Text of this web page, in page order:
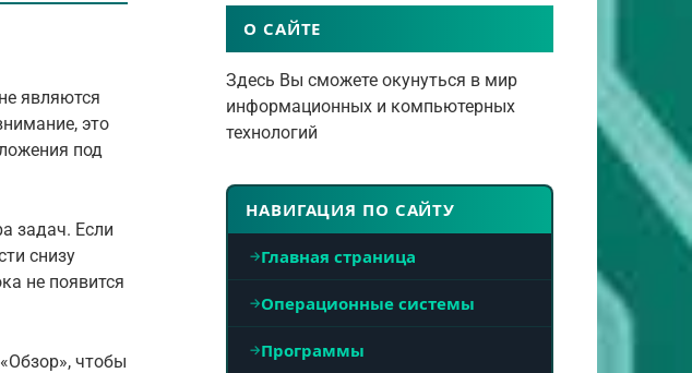
являются
это
под
задач. Если
снизу
не появится
чтобы
О САЙТЕ
Здесь Вы сможете окунуться в мир
информационных и компьютерных
технологий
НАВИГАЦИЯ ПО САЙТУ
Главная страница
Операционные системы
Программы